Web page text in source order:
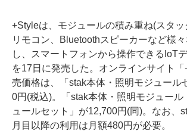
+Styleは、モジュールの積み重ね(スタ
リモコン、Bluetoothスピーカーなど様
し、スマートフォンから操作できるIoT
を17日に発売した。オンラインサイト
売価格は、「stak本体・照明モジュール
0円(税込)。「stak本体・照明モジュール
ュールセット」が12,700円(同)。なお、
月目以降の利用は月額480円が必要。